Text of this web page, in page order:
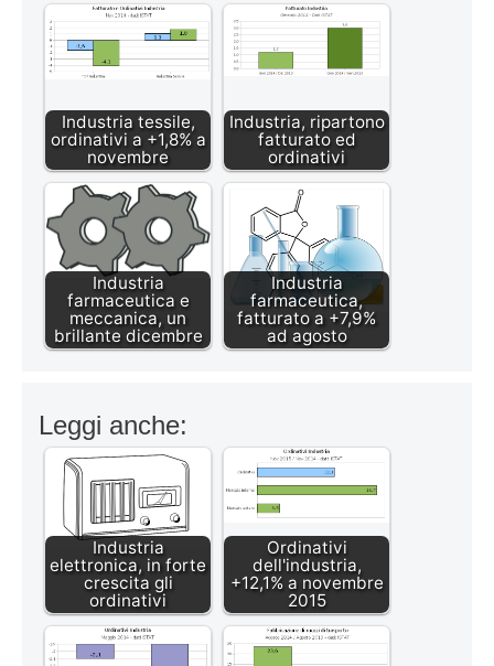
Industria tessile,
ordinativi a +1,8% a
novembre
Industria, ripartono
fatturato ed
ordinativi
Industria
farmaceutica e
meccanica, un
brillante dicembre
Industria
farmaceutica,
fatturato a +7,9%
ad agosto
Leggi anche:
Industria
elettronica, in forte
crescita gli
ordinativi
Ordinativi
dell'industria,
+12,1% a novembre
2015